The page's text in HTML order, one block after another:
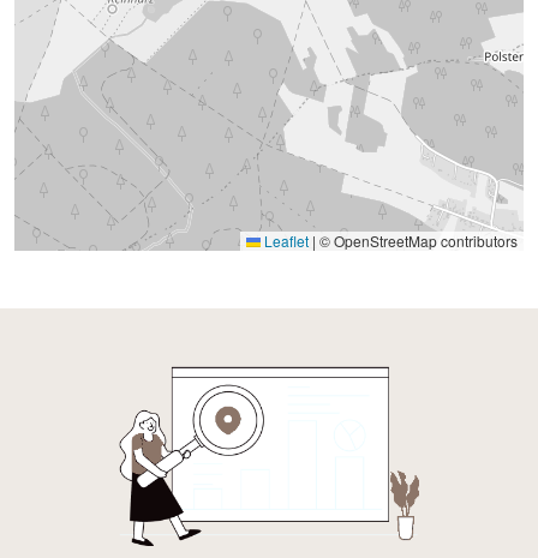
Leaflet | © OpenStreetMap contributors